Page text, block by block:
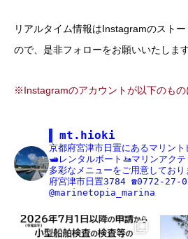
リアルタイム情報はInstagramのスト
ので、是非フォローをお願いいたします
※Instagramのアカウントが以下のもの
mt.hioki
京都府宮津市日置にあるマリント
🛥レンタルボート🚤マリンアクテ
多彩なメニューをご用意しており
府宮津市日置3784 ☎️0772-27-
@marinetopia_marina